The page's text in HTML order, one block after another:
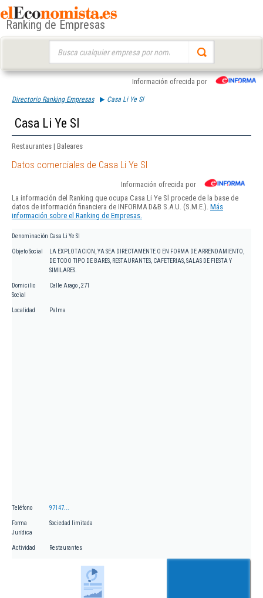
Ranking de Empresas
Información ofrecida por
Directorio Ranking Empresas Casa Li Ye Sl
Casa Li Ye Sl
Restaurantes | Baleares
Datos comerciales de Casa Li Ye Sl
Información ofrecida por
La información del Ranking que ocupa Casa Li Ye Sl procede de la base de
datos de información financiera de INFORMA D&B S.A.U. (S.M.E.). Más
información sobre el Ranking de Empresas.
Denominación Casa Li Ye Sl
Objeto Social
LA EXPLOTACION, YA SEA DIRECTAMENTE O EN FORMA DE ARRENDAMIENTO,
DE TODO TIPO DE BARES, RESTAURANTES, CAFETERIAS, SALAS DE FIESTA Y
SIMILARES.
Domicilio
Social
Calle Arago , 271
Localidad Palma
Teléfono 97147...
Forma
Jurídica
Sociedad limitada
Actividad Restaurantes